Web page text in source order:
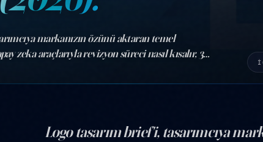
markanızın özünü aktaran temel
zeka araçlarıyla revizyon süreci nasıl kısalır, 3
Logo tasarım brief'i, tasarımcıya